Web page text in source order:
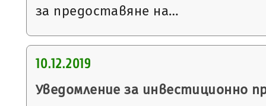
за предоставяне на…
10.12.2019
Уведомление за инвестиционно